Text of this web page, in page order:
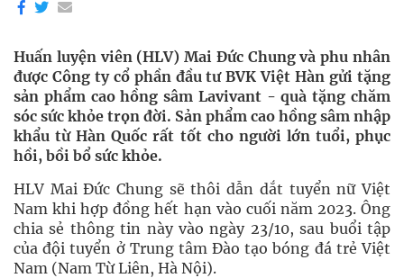
Huấn luyện viên (HLV) Mai Đức Chung và phu nhân
được Công ty cổ phần đầu tư BVK Việt Hàn gửi tặng
sản phẩm cao hồng sâm Lavivant - quà tặng chăm
sóc sức khỏe trọn đời. Sản phẩm cao hồng sâm nhập
khẩu từ Hàn Quốc rất tốt cho người lớn tuổi, phục
hồi, bồi bổ sức khỏe.
HLV Mai Đức Chung sẽ thôi dẫn dắt tuyển nữ Việt
Nam khi hợp đồng hết hạn vào cuối năm 2023. Ông
chia sẻ thông tin này vào ngày 23/10, sau buổi tập
của đội tuyển ở Trung tâm Đào tạo bóng đá trẻ Việt
Nam (Nam Từ Liên, Hà Nội).